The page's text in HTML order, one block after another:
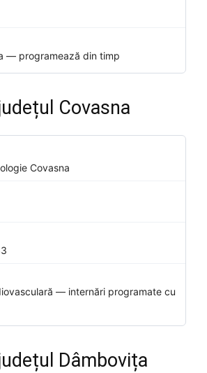
— programează din timp
Covasna
Covasna
— internări programate cu
Dâmbovița